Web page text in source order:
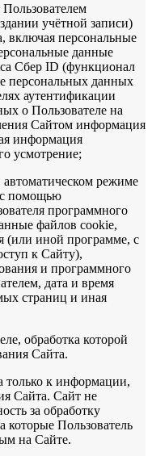
учётной записи)
включая персональные
данные
Сбер ID (функционал
персональных данных
аутентификации
о Пользователе на
Сайтом информация
информация
усмотрение;
режиме
с помощью
программного
файлов cookie,
(или иной программе, с
к Сайту),
и программного
дата и время
страниц и иная
обработка которой
Сайта.
только к информации,
Сайта. Сайт не
за обработку
которые Пользователь
на Сайте.